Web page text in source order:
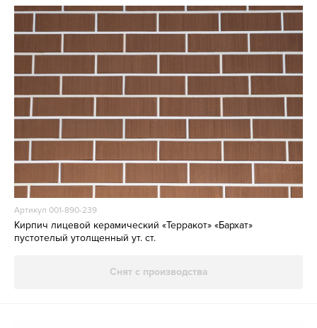
Артикул 001-890-239
Кирпич лицевой керамический «Терракот» «Бархат»
пустотелый утолщенный ут. ст.
Снят с производства